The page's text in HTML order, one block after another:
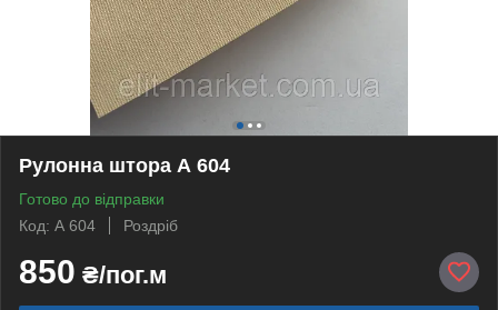
Рулонна штора А 604
Готово до відправки
Код: А 604
Роздріб
850 ₴/пог.м